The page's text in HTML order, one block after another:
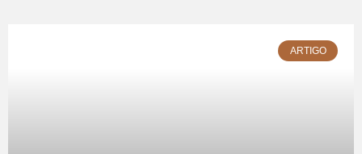
ARTIGO